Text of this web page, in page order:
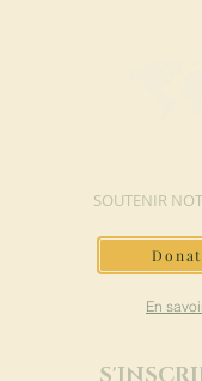
SOUTENIR
En